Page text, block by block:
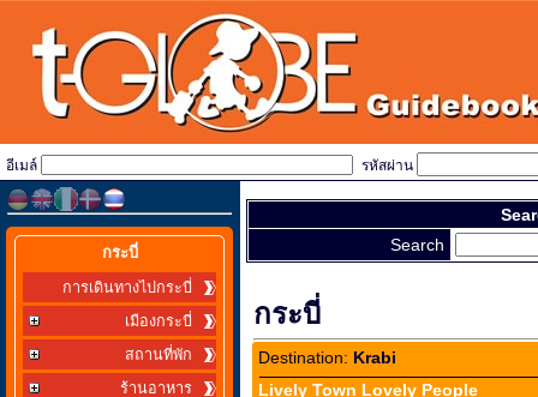
อีเมล์ รหัสผ่าน
กระบี่
การเดินทางไปกระบี่
เมืองกระบี่
สถานที่พัก
ร้านอาหาร
Search
กระบี่
Destination: Krabi
Lively Town Lovely People